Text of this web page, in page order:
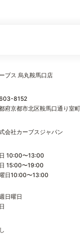
ブス 烏丸鞍馬口店
8152
府京都市北区鞍馬口通り室
会社カーブスジャパン
10:00〜13:00
15:00〜19:00
日10:00〜13:00
日曜日